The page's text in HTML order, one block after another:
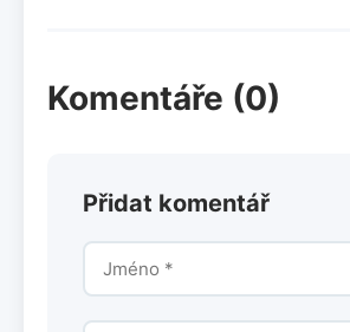
Komentáře (0)
Přidat komentář